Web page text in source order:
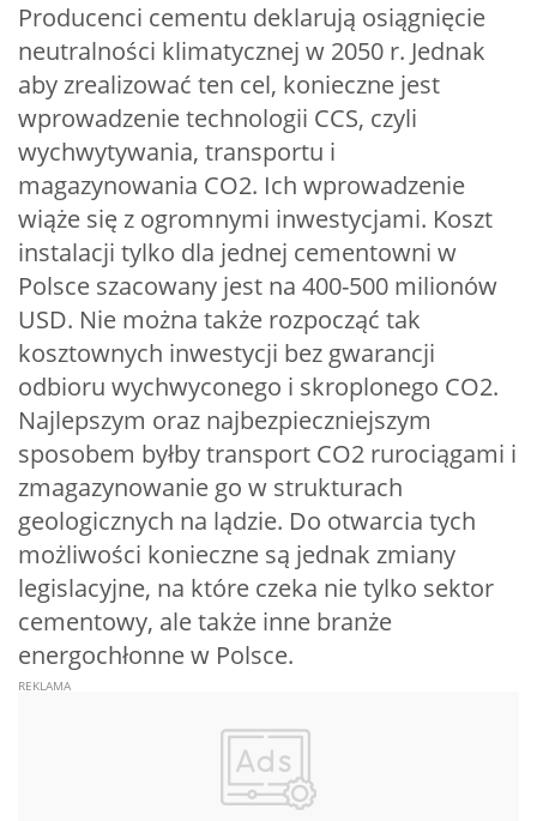
Producenci cementu deklarują osiągnięcie
neutralności klimatycznej w 2050 r. Jednak
aby zrealizować ten cel, konieczne jest
wprowadzenie technologii CCS, czyli
wychwytywania, transportu i
magazynowania CO2. Ich wprowadzenie
wiąże się z ogromnymi inwestycjami. Koszt
instalacji tylko dla jednej cementowni w
Polsce szacowany jest na 400-500 milionów
USD. Nie można także rozpocząć tak
kosztownych inwestycji bez gwarancji
odbioru wychwyconego i skroplonego CO2.
Najlepszym oraz najbezpieczniejszym
sposobem byłby transport CO2 rurociągami i
zmagazynowanie go w strukturach
geologicznych na lądzie. Do otwarcia tych
możliwości konieczne są jednak zmiany
legislacyjne, na które czeka nie tylko sektor
cementowy, ale także inne branże
energochłonne w Polsce.